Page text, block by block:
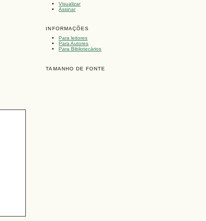
Visualizar
Assinar
INFORMAÇÕES
Para leitores
Para Autores
Para Bibliotecários
TAMANHO DE FONTE